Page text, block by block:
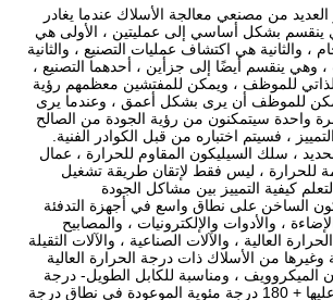
من مصنعي معالجة الأسلاك عندما يغادر
ينقسم بشكل أساسي إلى عمليتين ، الأولى هي
، والثانية هي اكتشاف عمليات التصنيع ، والثانية
وهي ينقسم أيضًا إلى جزأين ، أحدهما التصنيع ،
للموظف ، ويمكن للمفتشين معظمهم رؤية
للموظف أن يرى بشكل أعمق ، وعندما يرى
واحدة سيتمكنون من رؤية الجودة من الصالح
، فسيتم اختباره من قبل الكوادر الفنية.
، سلك السيليكون المقاوم للحرارة ، عمال
للحرارة ، ليس فقط لإتقان طريقة تشغيل
كيفية التمييز بين مشاكل الجودة
الساخن على نطاق واسع في أجهزة التدفئة
، والأدوات والإلكترونيات ، والمصابيح
العالية ، والآلات الصناعية ، والآلات الثقيلة
وغيرها من الأسلاك ذات درجة الحرارة العالية
الميكروويف ، ومناسبة للكابل الطويل- درجة
حرارة العمل المتفق عليها + 180 درجة مئوية الموعودة في نطاق درجة